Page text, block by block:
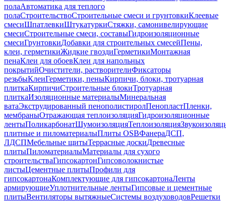
полаАвтоматика для теплого
полаСтроительствоСтроительные смеси и грунтовкиКлеевые
смесиШпатлевкиШтукатуркиСтяжки, самонивелирующие
смесиСтроительные смеси, составыГидроизоляционные
смесиГрунтовкиДобавки для строительных смесейПены,
клеи, герметикиЖидкие гвоздиГерметикиМонтажная
пенаКлеи для обоевКлеи для напольных
покрытийОчистители, растворителиФиксаторы
резьбыКлеиГерметики, пеныКирпичи, блоки, тротуарная
плиткаКирпичиСтроительные блокиТротуарная
плиткаИзоляционные материалыМинеральная
ватаЭкструдированный пенополистиролПенопластПленки,
мембраныОтражающая теплоизоляцияГидроизоляционные
лентыПоликарбонатШумоизоляцияТеплоизоляция
плитные и пиломатериалыПлиты OSBФанераДСП,
ЛДСПМебельные щитыТеррасные доскиДревесные
плитыПиломатериалыМатериалы для сухого
строительстваГипсокартонГипсоволокнистые
листыЦементные плитыПрофили для
гипсокартонаКомплектующие для гипсокартонаЛенты
армирующиеУплотнительные лентыГипсовые и цементные
плитыВентиляторы вытяжныеСистемы воздуховодовРешетки